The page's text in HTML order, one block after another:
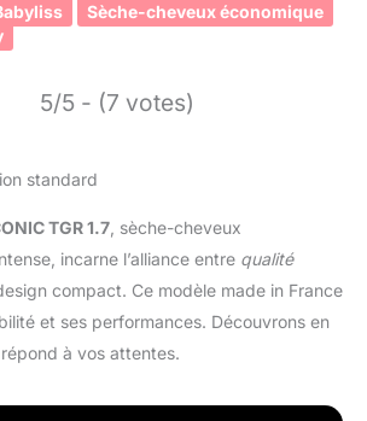
Sèche-cheveux économique
5/5 - (7 votes)
TGR 1.7 , sèche-cheveux
incarne l’alliance entre qualité
compact. Ce modèle made in France
et ses performances. Découvrons en
à vos attentes.